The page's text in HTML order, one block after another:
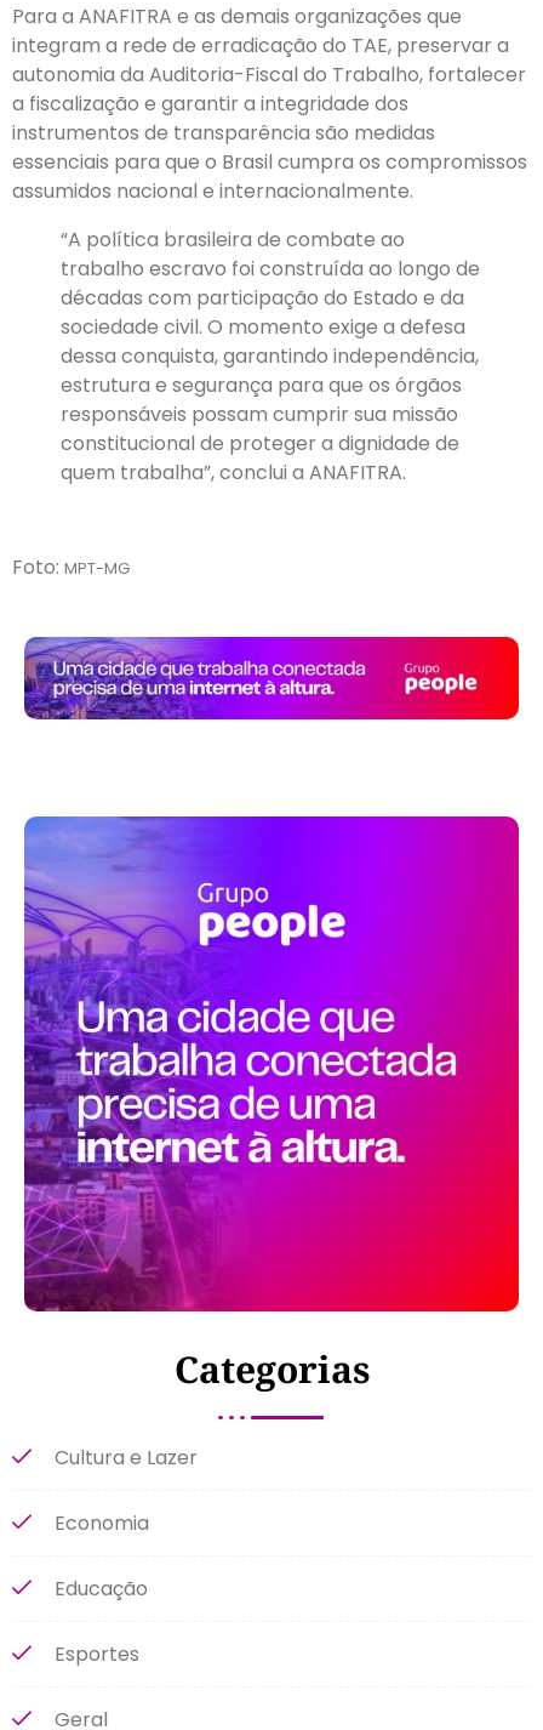
Para a ANAFITRA e as demais organizações que
integram a rede de erradicação do TAE, preservar a
autonomia da Auditoria-Fiscal do Trabalho, fortalecer
a fiscalização e garantir a integridade dos
instrumentos de transparência são medidas
essenciais para que o Brasil cumpra os compromissos
assumidos nacional e internacionalmente.
“A política brasileira de combate ao
trabalho escravo foi construída ao longo de
décadas com participação do Estado e da
sociedade civil. O momento exige a defesa
dessa conquista, garantindo independência,
estrutura e segurança para que os órgãos
responsáveis possam cumprir sua missão
constitucional de proteger a dignidade de
quem trabalha”, conclui a ANAFITRA.
Foto: MPT-MG
Categorias
Cultura e Lazer
Economia
Educação
Esportes
Geral